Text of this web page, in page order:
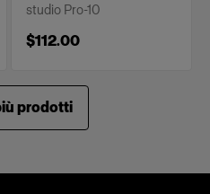
studio Pro-10
$112.00
prodotti